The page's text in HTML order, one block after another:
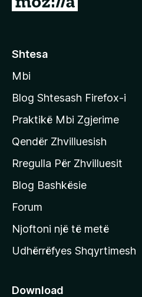
o
i
t
f
a
q
a
h
y
ë
e
Shtesa
Mbi
Blog Shtesash Firefox-i
Praktikë Mbi Zgjerime
Qendër Zhvilluesish
Rregulla Për Zhvilluesit
Blog Bashkësie
Forum
Njoftoni një të metë
Udhërrëfyes Shqyrtimesh
Download